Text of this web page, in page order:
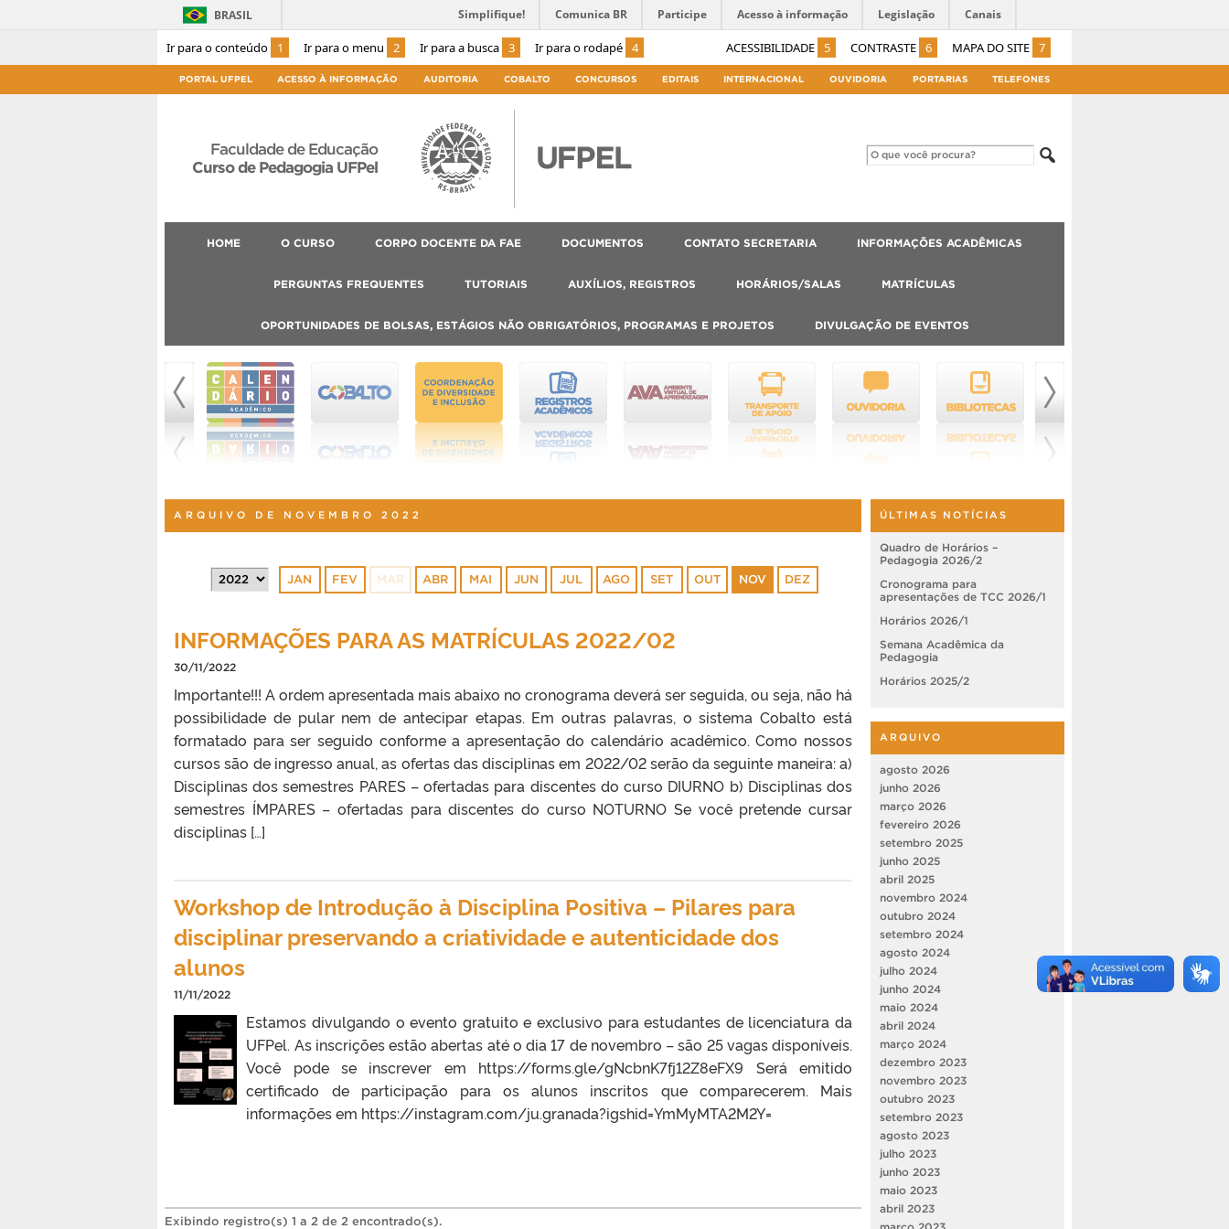
Ir para o conteúdo 1 Ir para o menu 2 Ir para a busca 3 Ir para o rodapé 4 ACESSIBILIDADE 5 CONTRASTE 6 MAPA DO SITE 7
BRASIL Simplifique! Comunica BR Participe Acesso à informação Legislação Canais
PORTAL UFPEL ACESSO À INFORMAÇÃO AUDITORIA COBALTO CONCURSOS EDITAIS INTERNACIONAL OUVIDORIA PORTARIAS TELEFONES
Faculdade de Educação
Curso de Pedagogia UFPel
HOME O CURSO CORPO DOCENTE DA FAE DOCUMENTOS CONTATO SECRETARIA INFORMAÇÕES ACADÊMICAS
PERGUNTAS FREQUENTES TUTORIAIS AUXÍLIOS, REGISTROS HORÁRIOS/SALAS MATRÍCULAS
OPORTUNIDADES DE BOLSAS, ESTÁGIOS NÃO OBRIGATÓRIOS, PROGRAMAS E PROJETOS DIVULGAÇÃO DE EVENTOS
ARQUIVO DE NOVEMBRO 2022
JAN FEV MAR ABR MAI JUN JUL AGO SET OUT NOV DEZ
INFORMAÇÕES PARA AS MATRÍCULAS 2022/02
30/11/2022
Importante!!! A ordem apresentada mais abaixo no cronograma deverá ser seguida, ou seja, não há
possibilidade de pular nem de antecipar etapas. Em outras palavras, o sistema Cobalto está
formatado para ser seguido conforme a apresentação do calendário acadêmico. Como nossos
cursos são de ingresso anual, as ofertas das disciplinas em 2022/02 serão da seguinte maneira: a)
Disciplinas dos semestres PARES – ofertadas para discentes do curso DIURNO b) Disciplinas dos
semestres ÍMPARES – ofertadas para discentes do curso NOTURNO Se você pretende cursar
disciplinas […]
Workshop de Introdução à Disciplina Positiva – Pilares para
disciplinar preservando a criatividade e autenticidade dos
alunos
11/11/2022
Estamos divulgando o evento gratuito e exclusivo para estudantes de licenciatura da
UFPel. As inscrições estão abertas até o dia 17 de novembro – são 25 vagas disponíveis.
Você pode se inscrever em https://forms.gle/gNcbnK7fj12Z8eFX9 Será emitido
certificado de participação para os alunos inscritos que comparecerem. Mais
informações em https://instagram.com/ju.granada?igshid=YmMyMTA2M2Y=
Exibindo registro(s) 1 a 2 de 2 encontrado(s).
ÚLTIMAS NOTÍCIAS
Quadro de Horários –
Pedagogia 2026/2
Cronograma para
apresentações de TCC 2026/1
Horários 2026/1
Semana Acadêmica da
Pedagogia
Horários 2025/2
ARQUIVO
agosto 2026
junho 2026
março 2026
fevereiro 2026
setembro 2025
junho 2025
abril 2025
novembro 2024
outubro 2024
setembro 2024
agosto 2024
julho 2024
junho 2024
maio 2024
abril 2024
março 2024
dezembro 2023
novembro 2023
outubro 2023
setembro 2023
agosto 2023
julho 2023
junho 2023
maio 2023
abril 2023
março 2023